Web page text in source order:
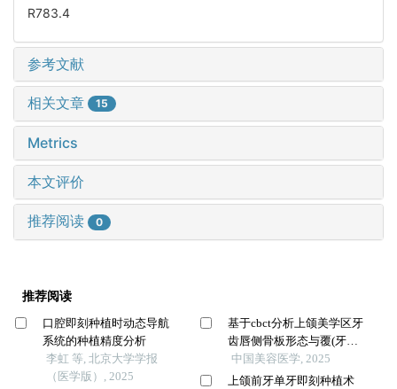
R783.4
参考文献
相关文章 15
Metrics
本文评价
推荐阅读 0
推荐阅读
口腔即刻种植时动态导航
系统的种植精度分析
李虹 等, 北京大学学报
（医学版）, 2025
基于cbct分析上颌美学区牙
齿唇侧骨板形态与覆(牙合)
覆盖关系的临床研究
中国美容医学, 2025
上颌前牙单牙即刻种植术